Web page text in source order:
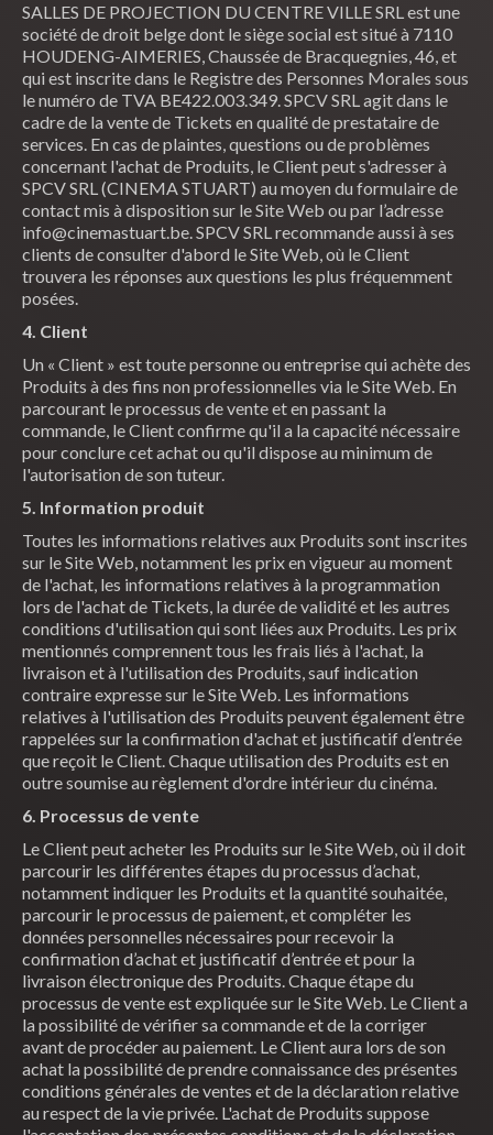
SALLES DE PROJECTION DU CENTRE VILLE SRL est une
société de droit belge dont le siège social est situé à 7110
HOUDENG-AIMERIES, Chaussée de Bracquegnies, 46, et
qui est inscrite dans le Registre des Personnes Morales sous
le numéro de TVA BE422.003.349. SPCV SRL agit dans le
cadre de la vente de Tickets en qualité de prestataire de
services. En cas de plaintes, questions ou de problèmes
concernant l'achat de Produits, le Client peut s'adresser à
SPCV SRL (CINEMA STUART) au moyen du formulaire de
contact mis à disposition sur le Site Web ou par l’adresse
info@cinemastuart.be. SPCV SRL recommande aussi à ses
clients de consulter d'abord le Site Web, où le Client
trouvera les réponses aux questions les plus fréquemment
posées.
4. Client
Un « Client » est toute personne ou entreprise qui achète des
Produits à des fins non professionnelles via le Site Web. En
parcourant le processus de vente et en passant la
commande, le Client confirme qu'il a la capacité nécessaire
pour conclure cet achat ou qu'il dispose au minimum de
l'autorisation de son tuteur.
5. Information produit
Toutes les informations relatives aux Produits sont inscrites
sur le Site Web, notamment les prix en vigueur au moment
de l'achat, les informations relatives à la programmation
lors de l'achat de Tickets, la durée de validité et les autres
conditions d'utilisation qui sont liées aux Produits. Les prix
mentionnés comprennent tous les frais liés à l'achat, la
livraison et à l'utilisation des Produits, sauf indication
contraire expresse sur le Site Web. Les informations
relatives à l'utilisation des Produits peuvent également être
rappelées sur la confirmation d'achat et justificatif d’entrée
que reçoit le Client. Chaque utilisation des Produits est en
outre soumise au règlement d'ordre intérieur du cinéma.
6. Processus de vente
Le Client peut acheter les Produits sur le Site Web, où il doit
parcourir les différentes étapes du processus d’achat,
notamment indiquer les Produits et la quantité souhaitée,
parcourir le processus de paiement, et compléter les
données personnelles nécessaires pour recevoir la
confirmation d’achat et justificatif d’entrée et pour la
livraison électronique des Produits. Chaque étape du
processus de vente est expliquée sur le Site Web. Le Client a
la possibilité de vérifier sa commande et de la corriger
avant de procéder au paiement. Le Client aura lors de son
achat la possibilité de prendre connaissance des présentes
conditions générales de ventes et de la déclaration relative
au respect de la vie privée. L'achat de Produits suppose